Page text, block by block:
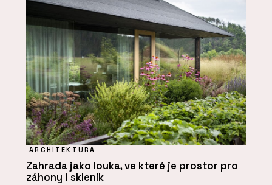
ARCHITEKTURA
Zahrada jako louka, ve které je prostor pro
záhony i skleník